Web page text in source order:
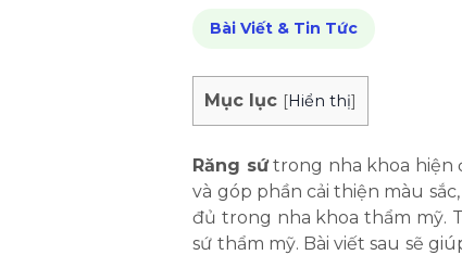
Bài Viết & Tin Tức
Mục lục [Hiển thị]
Răng sứtrong nha khoa hiện
và góp phần cải thiện màu
đủ trong nha khoa thẩm mỹ.
sứ thẩm mỹ. Bài viết sau sẽ